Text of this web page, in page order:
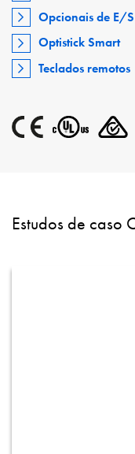
Opcionais de E/S
Optistick Smart
Teclados remotos
Estudos de caso